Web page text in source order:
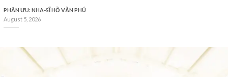
PHÂN ƯU: NHA-SĨ HỒ VĂN PHÚ
August 5, 2026